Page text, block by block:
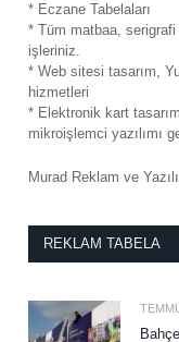
* Eczane Tabelaları
* Tüm matbaa, serigrafi
işleriniz.
* Web sitesi tasarım,
hizmetleri
* Elektronik kart
mikroişlemci yazılımı
Murad Reklam ve
REKLAM TABELA